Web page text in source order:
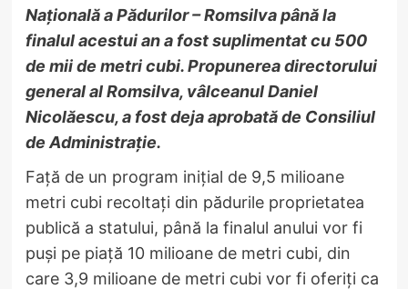
Națională a Pădurilor – Romsilva până la
finalul acestui an a fost suplimentat cu 500
de mii de metri cubi. Propunerea directorului
general al Romsilva, vâlceanul Daniel
Nicolăescu, a fost deja aprobată de Consiliul
de Administrație.
​Față de un program inițial de 9,5 milioane
metri cubi recoltați din pădurile proprietatea
publică a statului, până la finalul anului vor fi
puși pe piață 10 milioane de metri cubi, din
care 3,9 milioane de metri cubi vor fi oferiți ca